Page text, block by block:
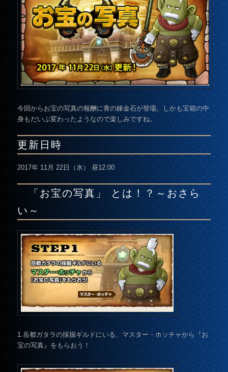
今回からお宝の写真の報酬に青の錬金石が登場。しかも宝箱の中
身もだいぶ変わったようなので楽しみですね。
更新日時
2017年 11月 22日（水） 昼12:00
「お宝の写真」 とは！？～おさら
い～
1.岳都ガタラの採掘ギルドにいる、マスター・ホッチャから『お
宝の写真』をもらおう！